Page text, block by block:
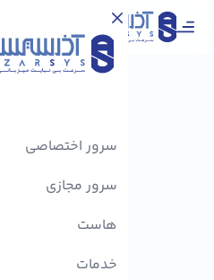
سرور اختصاصی
سرور مجازی
هاست
خدمات